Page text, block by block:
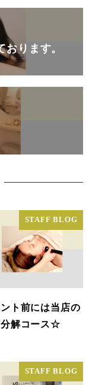
ります。
STAFF BLOG
ト前には当店の
解コース☆
STAFF BLOG